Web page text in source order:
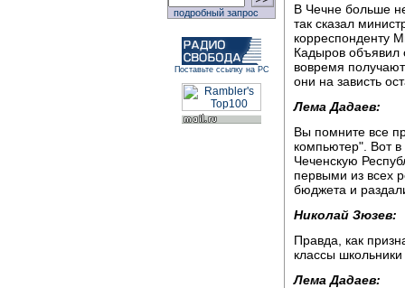
подробный запрос
Поставьте ссылку на РС
В Чечне больше
так сказал
корреспонденту
Кадыров объявил
вовремя
они на зависть
Лема Дадаев:
Вы помните все
компьютер". Вот в
Чеченскую
первыми из всех
бюджета и
Николай Зюзев:
Правда, как
классы
Лема Дадаев: